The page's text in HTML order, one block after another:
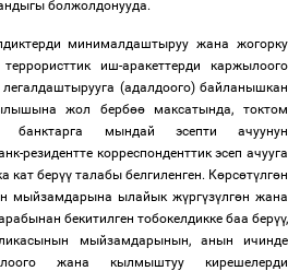
болжолдонууда.
минималдаштыруу жана жогорку
иш-аракеттерди каржылоого
(адалдоого) байланышкан
жол бербөө максатында, токтом
банктарга мындай эсепти ачуунун
резидентте корреспонденттик эсеп ачууга
кат берүү талабы белгиленген. Көрсөтүлгөн
мыйзамдарына ылайык жүргүзүлгөн жана
бекитилген тобокелдикке баа берүү,
мыйзамдарынын, анын ичинде
жана кылмыштуу кирешелерди